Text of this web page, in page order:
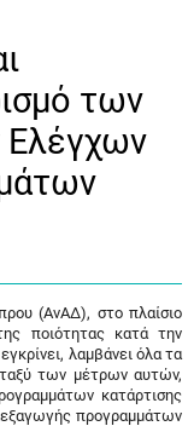
των
(ΑνΑΔ), στο πλαίσιο
ποιότητας κατά την
λαμβάνει όλα τα
των μέτρων αυτών,
κατάρτισης
προγραμμάτων